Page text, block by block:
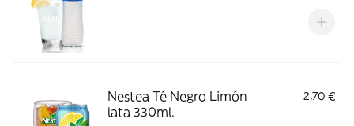
Nestea Té Negro Limón
lata 330ml.
2,70 €